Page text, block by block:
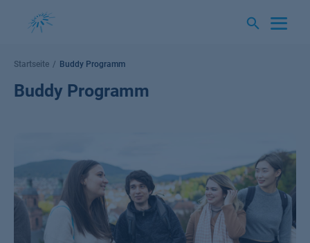
Startseite Buddy Programm
Buddy Programm